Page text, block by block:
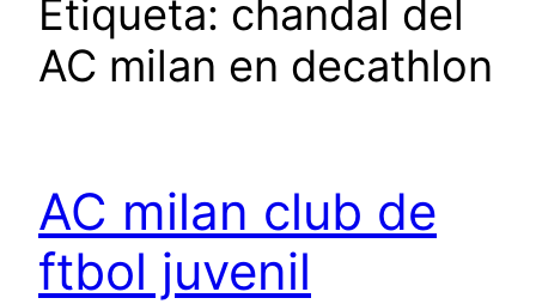
Etiqueta: chandal del
AC milan en decathlon
AC milan club de
ftbol juvenil